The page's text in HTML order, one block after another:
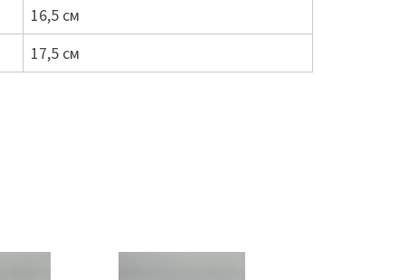
16,5 см
17,5 см